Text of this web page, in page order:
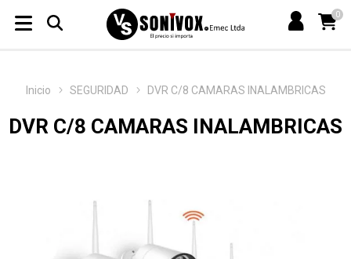
0
Inicio SEGURIDAD DVR C/8 CAMARAS INALAMBRICAS
DVR C/8 CAMARAS INALAMBRICAS